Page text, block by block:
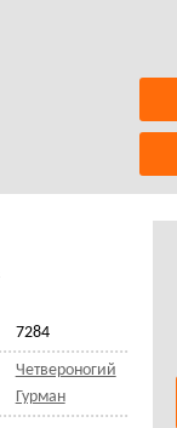
7284
Четвероногий
Гурман